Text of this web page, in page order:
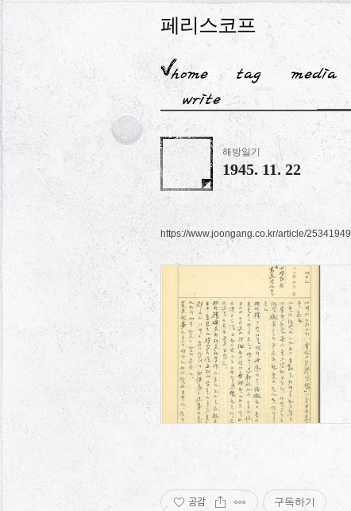
페리스코프
해방일기
1945. 11. 22
https://www.joongang.co.kr/article/25341949
공감 구독하기